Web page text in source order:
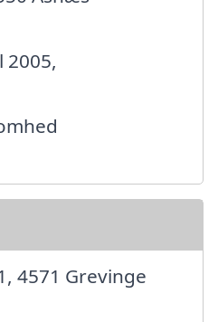
2005,
4571 Grevinge